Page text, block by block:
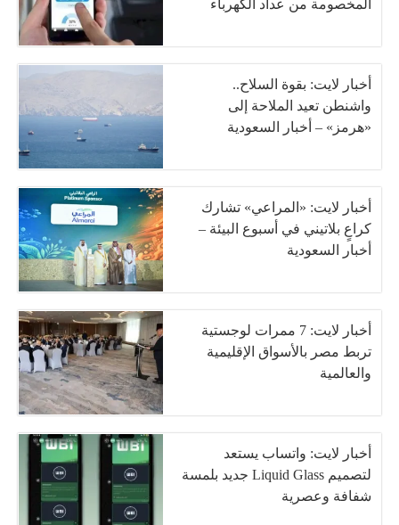
المخصومة من عداد الكهرباء
أخبار لايت: بقوة السلاح..
واشنطن تعيد الملاحة إلى
«هرمز» – أخبار السعودية
أخبار لايت: «المراعي» تشارك
كراعٍ بلاتيني في أسبوع البيئة –
أخبار السعودية
أخبار لايت: 7 ممرات لوجستية
تربط مصر بالأسواق الإقليمية
والعالمية
أخبار لايت: واتساب يستعد
لتصميم Liquid Glass جديد بلمسة
شفافة وعصرية